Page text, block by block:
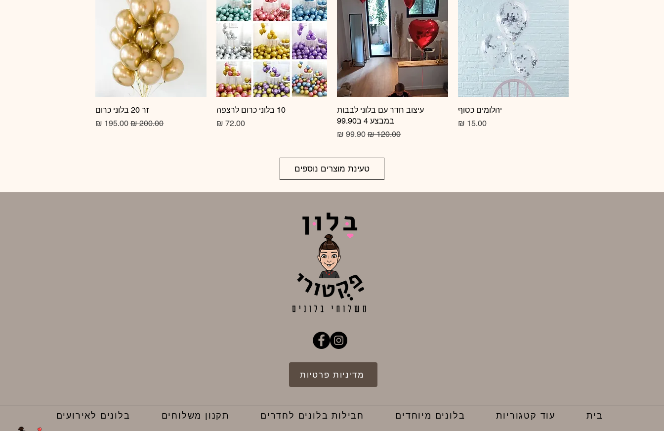
תצוגה מהירהיהלומים כסוף
מחיר‏15.00 ‏₪
תצוגה מהירה
עיצוב חדר עם בלוני לבבות
במבצע 4 ב99.90
מחיר רגיל מחיר מבצע
תצוגה מהירה
10 בלוני כרום לרצפה
מחיר‏72.00 ‏₪
תצוגה מהירה
זר 20 בלוני כרום
מחיר רגיל מחיר מבצע
טעינת מוצרים נוספים
מדיניות פרטיות
בית עוד קטגוריות בלונים מיוחדים חבילות בלונים לחדרים תקנון משלוחים בלונים לאירועים